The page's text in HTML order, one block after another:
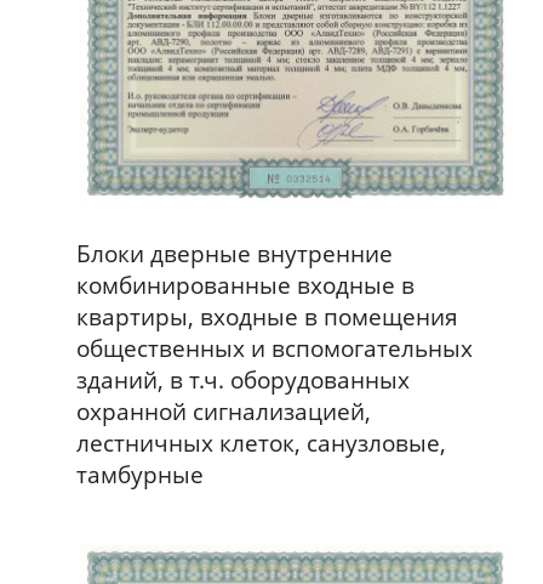
Блоки дверные внутренние
комбинированные входные в
квартиры, входные в помещения
общественных и вспомогательных
зданий, в т.ч. оборудованных
охранной сигнализацией,
лестничных клеток, санузловые,
тамбурные